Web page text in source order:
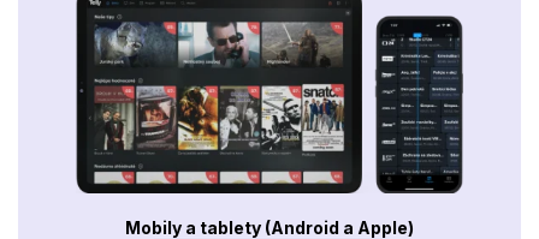
Mobily a tablety (Android a Apple)